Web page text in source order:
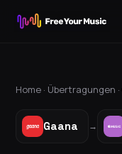
Home · Übertragungen ·
Gaana →